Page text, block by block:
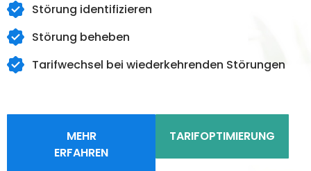
Störung identifizieren
Störung beheben
Tarifwechsel bei wiederkehrenden Störungen
MEHR
ERFAHREN
TARIFOPTIMIERUNG